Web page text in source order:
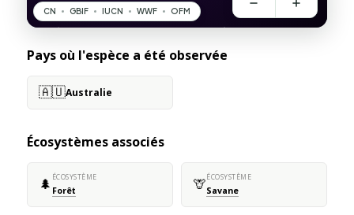
Pays où l'espèce a été observée
🇦🇺Australie
Écosystèmes associés
🌲 ÉCOSYSTÈME
Forêt 🦒ÉCOSYSTÈME
Savane